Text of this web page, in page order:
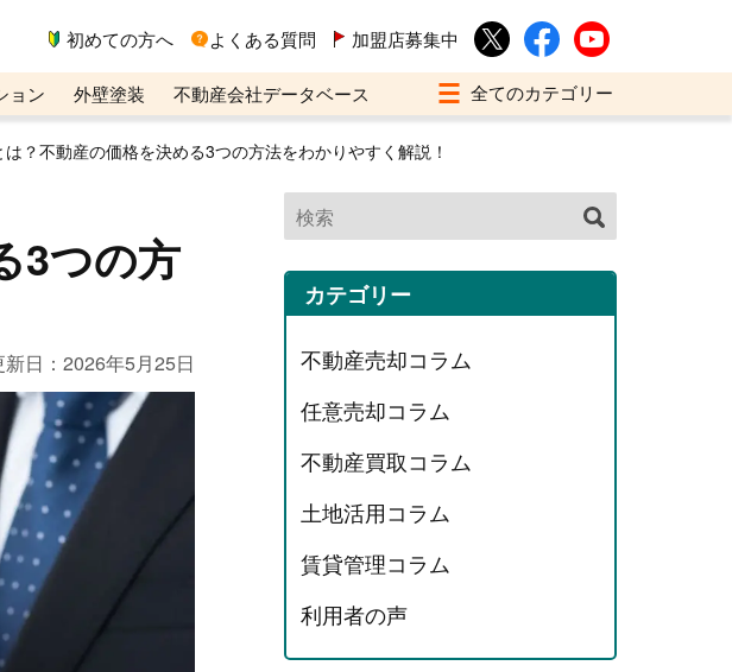
初めての方へ よくある質問 加盟店募集中
ョン 外壁塗装
不動産会社データベース
？不動産の価格を決める3つの方法をわかりやすく解説！
3つの方
日： 2026年5月25日
カテゴリー
不動産売却コラム
任意売却コラム
不動産買取コラム
土地活用コラム
賃貸管理コラム
利用者の声